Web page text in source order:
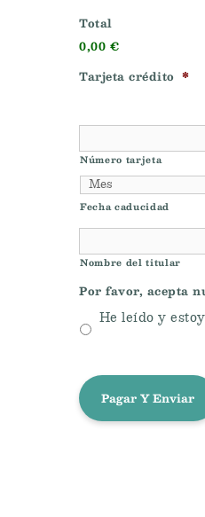
Total
0,00 €
Tarjeta crédito *
Número tarjeta
Fecha caducidad
Nombre del titular
Por favor, acepta
He leído y